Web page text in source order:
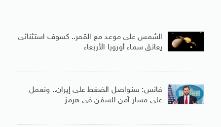
الشمس على موعد مع القمر.. كسوف استثنائى
يعانق سماء أوروبا الأربعاء
فانس: سنواصل الضغط على إيران.. ونعمل
على مسار آمن للسفن فى هرمز